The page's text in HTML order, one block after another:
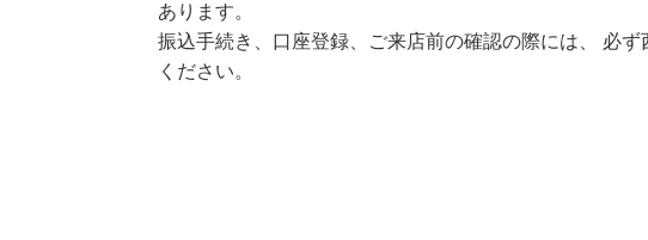
あります。
振込手続き、口座登録、ご来店前の確認の際には、 必
ください。